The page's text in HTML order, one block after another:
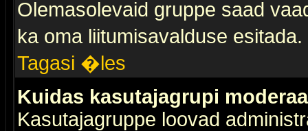
Olemasolevaid gruppe saad
ka oma liitumisavalduse
Tagasi �les
Kuidas kasutajagrupi
Kasutajagruppe loovad